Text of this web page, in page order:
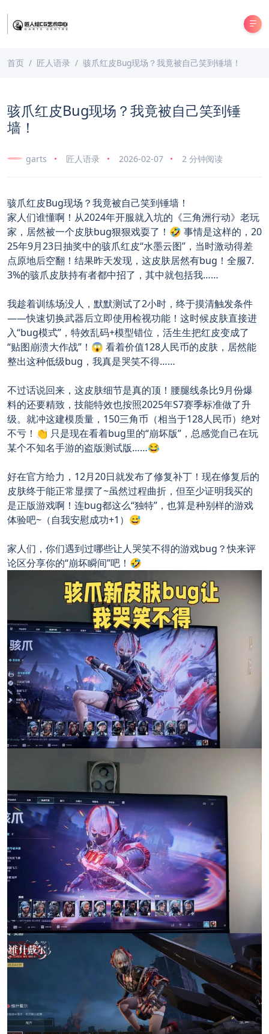
首页 匠人语录 骇爪红皮Bug现场？我竟被自己笑到锤墙！
骇爪红皮Bug现场？我竟被自己笑到锤
墙！
garts 匠人语录 2026-02-07 2 分钟阅读
骇爪红皮Bug现场？我竟被自己笑到锤墙！
家人们谁懂啊！从2024年开服就入坑的《三角洲行动》老玩
家，居然被一个皮肤bug狠狠戏耍了！🤣 事情是这样的，20
25年9月23日抽奖中的骇爪红皮“水墨云图”，当时激动得差
点原地后空翻！结果昨天发现，这皮肤居然有bug！全服7.
3%的骇爪皮肤持有者都中招了，其中就包括我……
我趁着训练场没人，默默测试了2小时，终于摸清触发条件
——快速切换武器后立即使用检视功能！这时候皮肤直接进
入“bug模式”，特效乱码+模型错位，活生生把红皮变成了
“贴图崩溃大作战”！😱 看着价值128人民币的皮肤，居然能
整出这种低级bug，我真是哭笑不得……
不过话说回来，这皮肤细节是真的顶！腰腿线条比9月份爆
料的还要精致，技能特效也按照2025年S7赛季标准做了升
级。就冲这建模质量，150三角币（相当于128人民币）绝对
不亏！👏 只是现在看着bug里的“崩坏版”，总感觉自己在玩
某个不知名手游的盗版测试版……😂
好在官方给力，12月20日就发布了修复补丁！现在修复后的
皮肤终于能正常显摆了~虽然过程曲折，但至少证明我买的
是正版游戏啊！连bug都这么“独特”，也算是种别样的游戏
体验吧~（自我安慰成功+1）😅
家人们，你们遇到过哪些让人哭笑不得的游戏bug？快来评
论区分享你的“崩坏瞬间”吧！🤣